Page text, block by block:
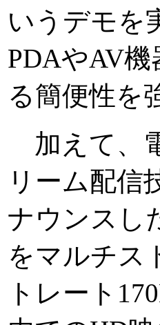
いうデモを
PDAやAV
る簡便性を
加えて、
リーム配信
ナウンスし
をマルチス
トレート